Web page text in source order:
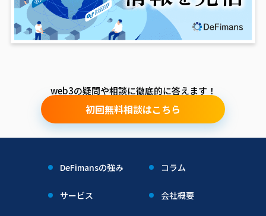
web3の疑問や相談に徹底的に答えます！
初回無料相談はこちら
DeFimansの強み コラム
サービス 会社概要